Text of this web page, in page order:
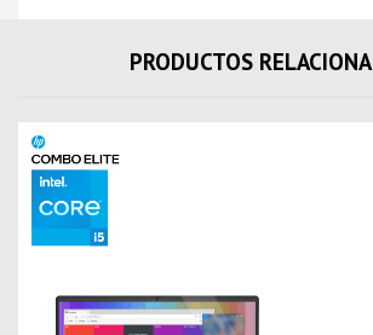
PRODUCTOS